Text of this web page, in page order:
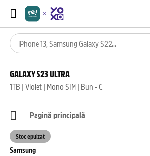
GALAXY S23 ULTRA
1TB | Violet | Mono SIM | Bun - C
Pagină principală
Samsung
Stoc epuizat